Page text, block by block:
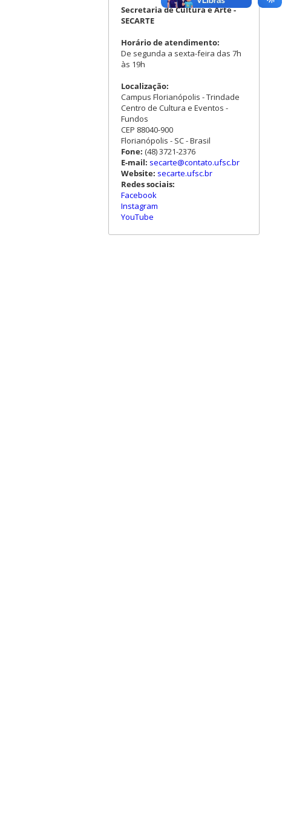
Secretaria de Cultura e Arte -
SECARTE
Horário de atendimento:
De segunda a sexta-feira das 7h
às 19h
Localização:
Campus Florianópolis - Trindade
Centro de Cultura e Eventos -
Fundos
CEP 88040-900
Florianópolis - SC - Brasil
Fone: (48) 3721-2376
E-mail: secarte@contato.ufsc.br
Website: secarte.ufsc.br
Redes sociais:
Facebook
Instagram
YouTube